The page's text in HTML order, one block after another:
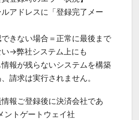
アドレスに「登録完了メー
きない場合＝正常に最後まで
→弊社システム上にも
報が残らないシステムを構築
請求は実行されません。
報ご登録後に決済会社であ
ントゲートウェイ社